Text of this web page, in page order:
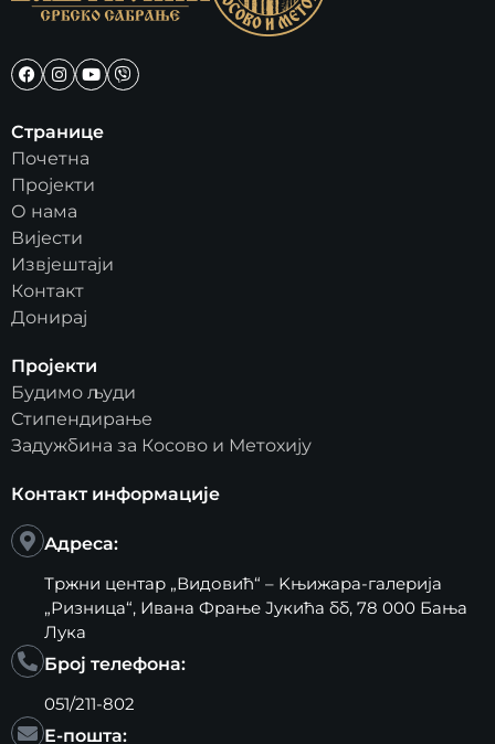
Странице
Почетна
Пројекти
О нама
Вијести
Извјештаји
Контакт
Донирај
Пројекти
Будимо људи
Стипендирање
Задужбина за Косово и Метохију
Контакт информације
Адреса:
Тржни центар „Видовић“ – Kњижара-галерија
„Ризница“, Ивана Фрање Јукића бб, 78 000 Бања
Лука
Број телефона:
051/211-802
Е-пошта: